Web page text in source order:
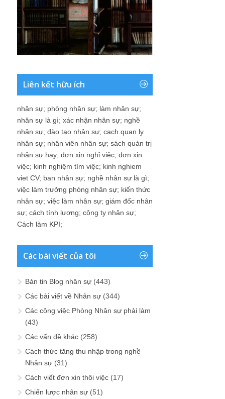
Liên kết hữu ích
nhân sự; phòng nhân sự; làm nhân sự;
nhân sự là gì; xác nhận nhân sự; nghề
nhân sự; đào tạo nhân sự; cach quan ly
nhân sự; nhân viên nhân sự; sách quản trị
nhân sự hay; đơn xin nghỉ việc; đơn xin
việc; kinh nghiệm tìm việc; kinh nghiem
viet CV; ban nhân sự; nghề nhân sự là gì;
việc làm trưởng phòng nhân sự; kiến thức
nhân sự; việc làm nhân sự; giám đốc nhân
sự; cách tính lương; công ty nhân sự;
Cách làm KPI;
Các bài viết của tôi
Bản tin Blog nhân sự (443)
Các bài viết về Nhân sự (344)
Các công việc Phòng Nhân sự phải làm
(43)
Các vấn đề khác (258)
Cách thức tăng thu nhập trong nghề
Nhân sự (31)
Cách viết đơn xin thôi việc (17)
Chiến lược nhân sự (51)